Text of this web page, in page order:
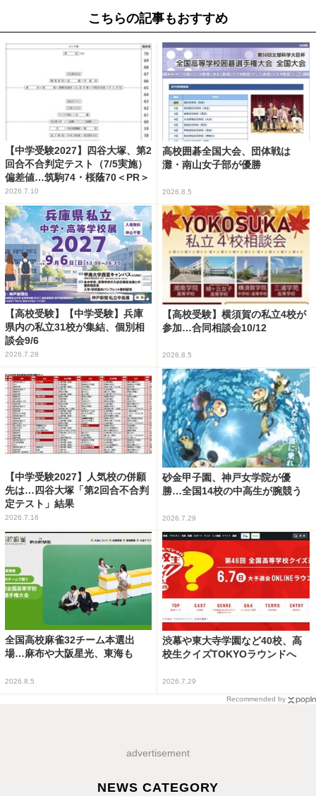
こちらの記事もおすすめ
【中学受験2027】四谷大塚、第2
回合不合判定テスト（7/5実施）
偏差値…筑駒74・桜蔭70＜PR＞
2026.7.10
高校囲碁全国大会、団体戦は
灘・南山女子部が優勝
2026.8.5
【高校受験】【中学受験】兵庫
県内の私立31校が集結、個別相
談会9/6
2026.7.28
【高校受験】横須賀の私立4校が
参加…合同相談会10/12
2026.8.5
【中学受験2027】人気校の併願
先は…四谷大塚「第2回合不合判
定テスト」結果
2026.7.16
砂金甲子園、神戸女学院が優
勝…全国14校の中高生が腕競う
2026.7.29
全国高校麻雀32チーム本選出
場…麻布や大阪星光、東海も
2026.8.5
渋幕や東大寺学園など40校、高
校生クイズTOKYOラウンドへ
2026.7.29
Recommended by
advertisement
NEWS CATEGORY